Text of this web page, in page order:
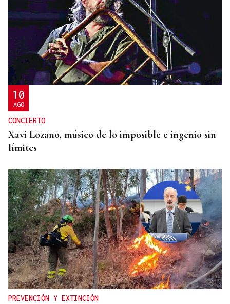
10
AGO
CONCIERTO
Xavi Lozano, músico de lo imposible e ingenio sin
límites
PREVENCIÓN Y EXTINCIÓN